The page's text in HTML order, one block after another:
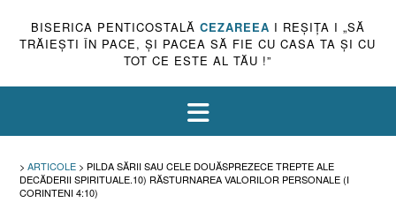
BISERICA PENTICOSTALĂ CEZAREEA I REŞIŢA I „SĂ
TRĂIEŞTI ÎN PACE, ŞI PACEA SĂ FIE CU CASA TA ŞI CU
TOT CE ESTE AL TĂU !”
> ARTICOLE > PILDA SĂRII SAU CELE DOUĂSPREZECE TREPTE ALE
DECĂDERII SPIRITUALE.10) RĂSTURNAREA VALORILOR PERSONALE (I
CORINTENI 4:10)